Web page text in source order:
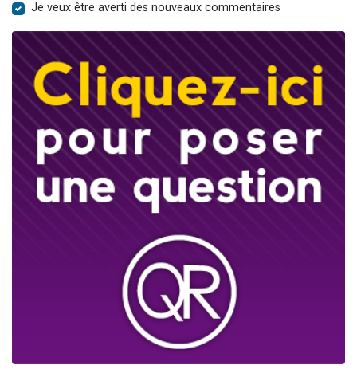
Je veux être averti des nouveaux commentaires